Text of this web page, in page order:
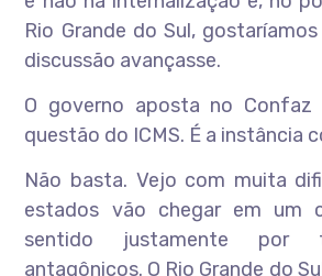
Rio Grande do Sul,
discussão avançasse.
O governo aposta no Confaz
questão do ICMS. É a instância
Não basta. Vejo com muita
estados vão chegar em um
sentido justamente por
antagônicos. O Rio Grande do